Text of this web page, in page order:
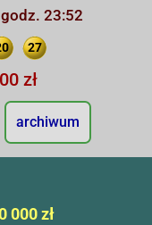
23:52
27
zł
archiwum
000 zł